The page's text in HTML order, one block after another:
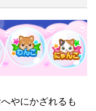
やにかざれるも